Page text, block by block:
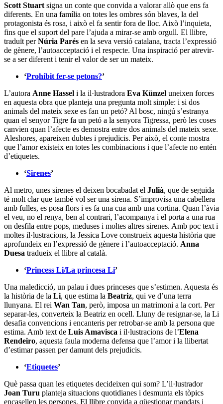
Scott Stuart signa un conte que convida a valorar allò que ens fa
diferents. En una família on totes les ombres són blaves, la del
protagonista és rosa, i això el fa sentir fora de lloc. Això l’inquieta,
fins que el suport del pare l’ajuda a mirar-se amb orgull. El llibre,
traduït perNúria Parés en la seva versió catalana, tracta l’expressió
de gènere, l’autoacceptació i el respecte. Una inspiració per atrevir-
se a ser diferent i tenir el valor de ser un mateix.
‘Prohibit fer-se petons?’
L’autora Anne Hassel i la il·lustradora Eva Künzel uneixen forces
en aquesta obra que planteja una pregunta molt simple: i si dos
animals del mateix sexe es fan un petó? Al bosc, ningú s’estranya
quan el senyor Tigre fa un petó a la senyora Tigressa, però les coses
canvien quan l’afecte es demostra entre dos animals del mateix sexe.
Aleshores, apareixen dubtes i prejudicis. Per això, el conte mostra
que l’amor existeix en totes les combinacions i que l’afecte no entén
d’etiquetes.
‘Sirenes’
Al metro, unes sirenes el deixen bocabadat el Julià, que de seguida
té molt clar que també vol ser una sirena. S’improvisa una cabellera
amb fulles, es posa flors i es fa una cua amb una cortina. Quan l’àvia
el veu, no el renya, ben al contrari, l’acompanya i el porta a una rua
on desfila entre pops, meduses i moltes altres sirenes. Amb poc text i
moltes il·lustracions, la Jessica Love construeix aquesta història que
aprofundeix en l’expressió de gènere i l’autoacceptació. Anna
Duesa tradueix el llibre al català.
‘Princess Li/La princesa Li’
Una maledicció, un palau i dues princeses que s’estimen. Aquesta és
la història de la Li, que estima la Beatriz, qui ve d’una terra
llunyana. El rei Wan Tan, però, imposa un matrimoni a la cort. Per
separar-les, converteix la Beatriz en ocell. Lluny de resignar-se, la Li
desafia convencions i encanteris per retrobar-se amb la persona que
estima. Amb text de Luis Amavisca i il·lustracions de l’Elena
Rendeiro, aquesta faula moderna defensa que l’amor i la llibertat
d’estimar passen per damunt dels prejudicis.
‘Etiquetes’
Què passa quan les etiquetes decideixen qui som? L’il·lustrador
Joan Turu planteja situacions quotidianes i desmunta els tòpics
encasellen les persones. El llibre convida a qüestionar mandats i